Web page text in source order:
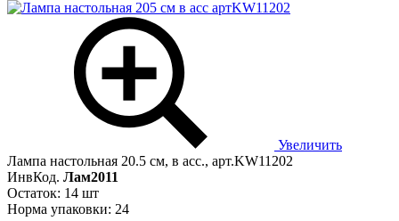
Увеличить
Лампа настольная 20.5 см, в асс., арт.KW11202
ИнвКод. Лам2011
Остаток: 14 шт
Норма упаковки: 24